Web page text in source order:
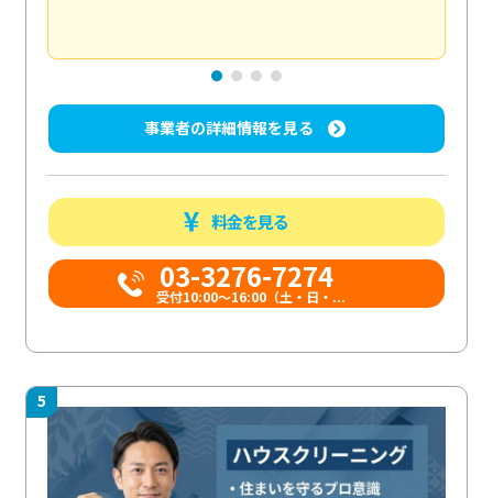
事業者の詳細情報を見る
料金を見る
03-3276-7274
受付10:00〜16:00（土・日・...
5